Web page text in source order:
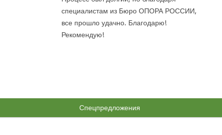
специалистам из Бюро ОПОРА РОССИИ,
все прошло удачно. Благодарю!
Рекомендую!
Спецпредложения